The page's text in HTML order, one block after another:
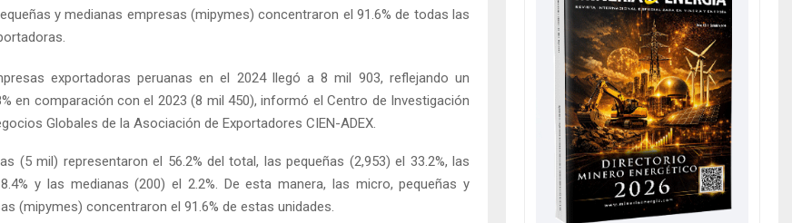
y medianas empresas (mipymes) concentraron el 91.6% de todas las
exportadoras peruanas en el 2024 llegó a 8 mil 903, reflejando un
en comparación con el 2023 (8 mil 450), informó el Centro de Investigación
Globales de la Asociación de Exportadores CIEN-ADEX.
(5 mil) representaron el 56.2% del total, las pequeñas (2,953) el 33.2%, las
y las medianas (200) el 2.2%. De esta manera, las micro, pequeñas y
(mipymes) concentraron el 91.6% de estas unidades.